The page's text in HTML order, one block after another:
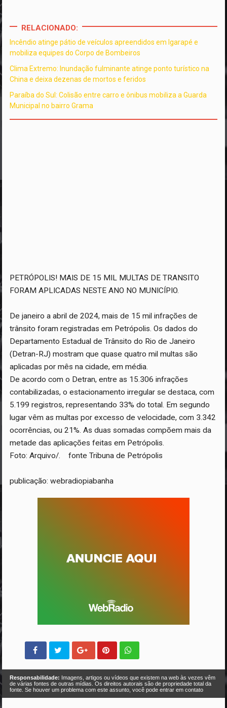
RELACIONADO:
Incêndio atinge pátio de veículos apreendidos em Igarapé e
mobiliza equipes do Corpo de Bombeiros
Clima Extremo: Inundação fulminante atinge ponto turístico na
China e deixa dezenas de mortos e feridos
Paraíba do Sul: Colisão entre carro e ônibus mobiliza a Guarda
Municipal no bairro Grama
PETRÓPOLIS! MAIS DE 15 MIL MULTAS DE TRANSITO
FORAM APLICADAS NESTE ANO NO MUNICÍPIO.
De janeiro a abril de 2024, mais de 15 mil infrações de
trânsito foram registradas em Petrópolis. Os dados do
Departamento Estadual de Trânsito do Rio de Janeiro
(Detran-RJ) mostram que quase quatro mil multas são
aplicadas por mês na cidade, em média.
De acordo com o Detran, entre as 15.306 infrações
contabilizadas, o estacionamento irregular se destaca, com
5.199 registros, representando 33% do total. Em segundo
lugar vêm as multas por excesso de velocidade, com 3.342
ocorrências, ou 21%. As duas somadas compõem mais da
metade das aplicações feitas em Petrópolis.
Foto: Arquivo/. fonte Tribuna de Petrópolis
publicação: webradiopiabanha
Responsabilidade: Imagens, artigos ou vídeos que existem na web às vezes vêm
de várias fontes de outras mídias. Os direitos autorais são de propriedade total da
fonte. Se houver um problema com este assunto, você pode entrar em contato